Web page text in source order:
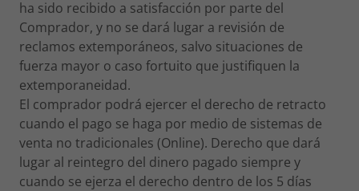
ha sido recibido a satisfacción por parte del
Comprador, y no se dará lugar a revisión de
reclamos extemporáneos, salvo situaciones de
fuerza mayor o caso fortuito que justifiquen la
extemporaneidad.
El comprador podrá ejercer el derecho de retracto
cuando el pago se haga por medio de sistemas de
venta no tradicionales (Online). Derecho que dará
lugar al reintegro del dinero pagado siempre y
cuando se ejerza el derecho dentro de los 5 días